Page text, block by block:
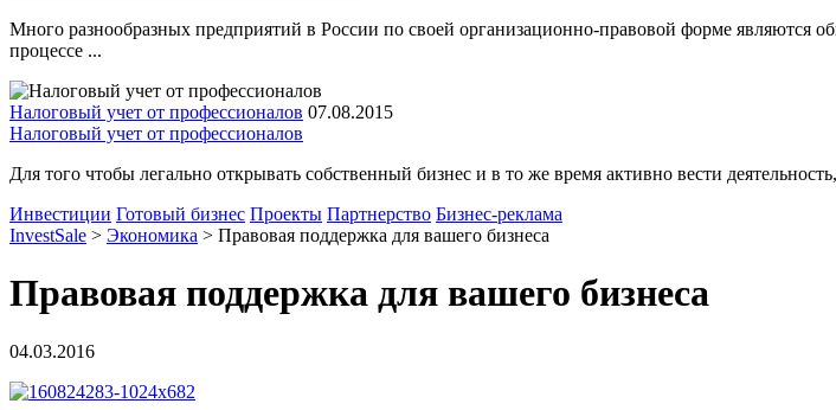
Много разнообразных предприятий в России по своей организационно-правовой форме являются
процессе ...
Налоговый учет от профессионалов 07.08.2015
Налоговый учет от профессионалов
Для того чтобы легально открывать собственный бизнес и в то же время активно вести
Инвестиции Готовый бизнес Проекты Партнерство Бизнес-реклама
InvestSale > Экономика > Правовая поддержка для вашего бизнеса
Правовая поддержка для вашего бизнеса
04.03.2016